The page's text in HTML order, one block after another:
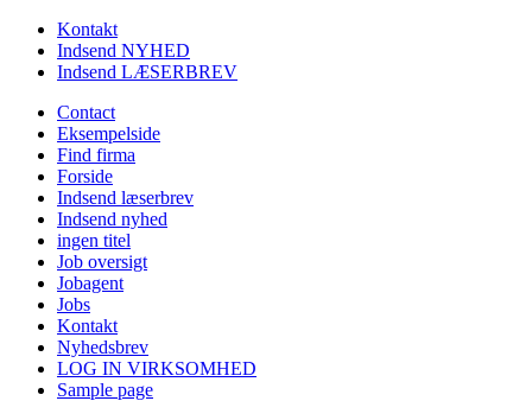
Kontakt
Indsend NYHED
Indsend LÆSERBREV
Contact
Eksempelside
Find firma
Forside
Indsend læserbrev
Indsend nyhed
ingen titel
Job oversigt
Jobagent
Jobs
Kontakt
Nyhedsbrev
LOG IN VIRKSOMHED
Sample page